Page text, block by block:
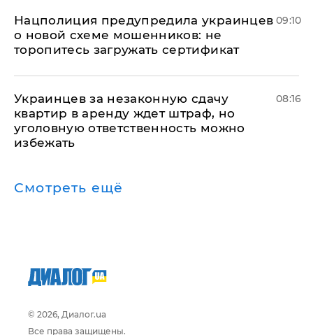
Нацполиция предупредила украинцев
о новой схеме мошенников: не
торопитесь загружать сертификат
09:10
Украинцев за незаконную сдачу
квартир в аренду ждет штраф, но
уголовную ответственность можно
избежать
08:16
Смотреть ещё
© 2026, Диалог.ua
Все права защищены.